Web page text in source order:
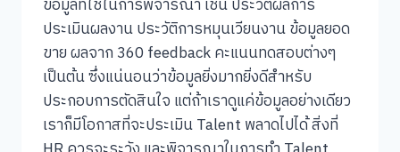
ข้อมูลที่ใช้ในการพิจารณา เช่น ประวัติผลการ
ประเมินผลงาน ประวัติการหมุนเวียนงาน ข้อมูลยอด
ขาย ผลจาก 360 feedback คะแนนทดสอบต่างๆ
เป็นต้น ซึ่งแน่นอนว่าข้อมูลยิ่งมากยิ่งดีสำหรับ
ประกอบการตัดสินใจ แต่ถ้าเราดูแค่ข้อมูลอย่างเดียว
เราก็มีโอกาสที่จะประเมิน Talent พลาดไปได้ สิ่งที่